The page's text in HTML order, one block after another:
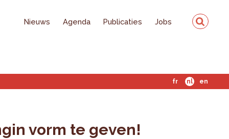
Nieuws Agenda Publicaties Jobs
fr nl en
vorm te geven!